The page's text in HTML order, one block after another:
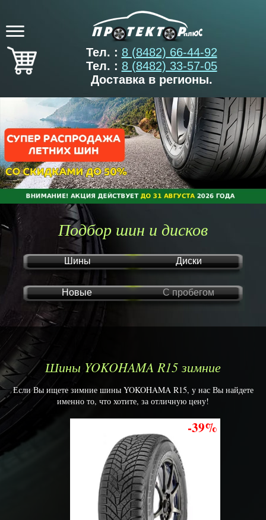
Тел. : 8 (8482) 66-44-92
Тел. : 8 (8482) 33-57-05
Доставка в регионы.
Подбор шин и дисков
Шины Диски
Новые С пробегом
Шины YOKOHAMA R15 зимние
Если Вы ищете зимние шины YOKOHAMA R15, у нас Вы найдете
именно то, что хотите, за отличную цену!
-39%